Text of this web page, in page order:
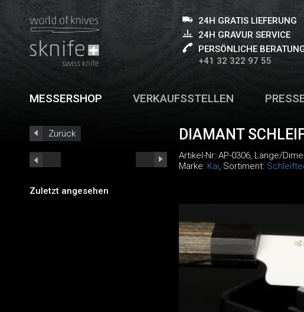
24H GRATIS LIEFERUNG
24H GRAVUR SERVICE
PERSÖNLICHE
+41 32 322 97 55
MESSERSHOP VERKAUFSSTELLEN
Zurück
Zuletzt angesehen
DIAMANT
Artikel-Nr: AP-0306, Länge/
Marke: Kai, Sortiment: